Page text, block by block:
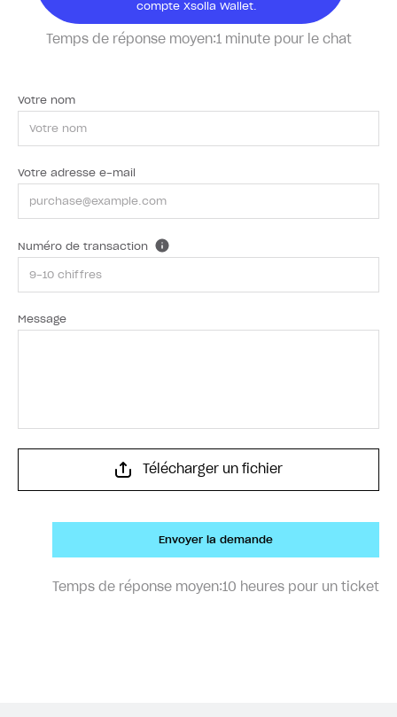
compte Xsolla Wallet.
Temps de réponse moyen:1 minute pour le chat
Votre nom
Votre adresse e-mail
Numéro de transaction
Message
Télécharger un fichier
Envoyer la demande
Temps de réponse moyen:10 heures pour un ticket